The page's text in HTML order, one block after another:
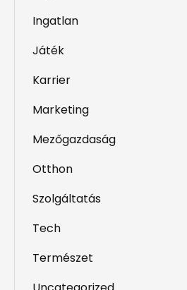
Ingatlan
Játék
Karrier
Marketing
Mezőgazdaság
Otthon
Szolgáltatás
Tech
Természet